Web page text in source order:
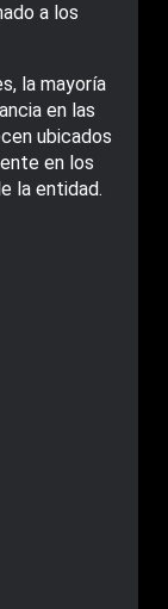
a los
la mayoría
en las
ubicados
en los
la entidad.